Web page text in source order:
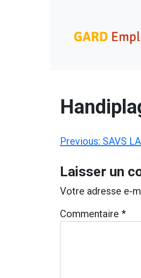
content
Navigation
de
l’article
Previous: SAVS
Laisser un
Votre adresse e-
Commentaire *